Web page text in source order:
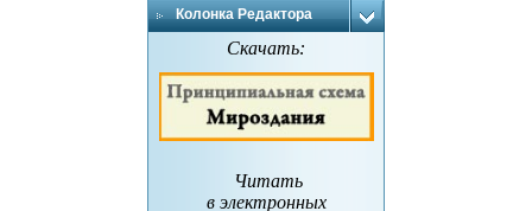
Колонка Редактора
Скачать:
Читать
в электронных